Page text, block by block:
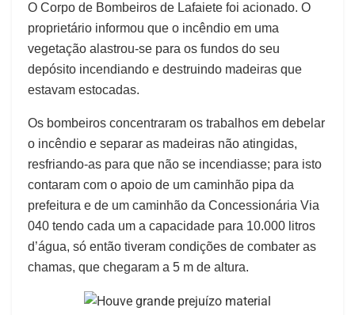
O Corpo de Bombeiros de Lafaiete foi acionado. O
proprietário informou que o incêndio em uma
vegetação alastrou-se para os fundos do seu
depósito incendiando e destruindo madeiras que
estavam estocadas.
Os bombeiros concentraram os trabalhos em debelar
o incêndio e separar as madeiras não atingidas,
resfriando-as para que não se incendiasse; para isto
contaram com o apoio de um caminhão pipa da
prefeitura e de um caminhão da Concessionária Via
040 tendo cada um a capacidade para 10.000 litros
d’água, só então tiveram condições de combater as
chamas, que chegaram a 5 m de altura.